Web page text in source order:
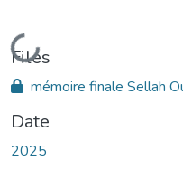
Loading...
Files
mémoire finale Sellah
Date
2025